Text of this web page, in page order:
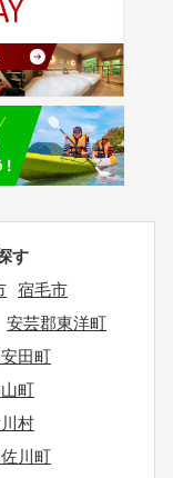
す
宿毛市
安芸郡東洋町
田町
町
村
川町